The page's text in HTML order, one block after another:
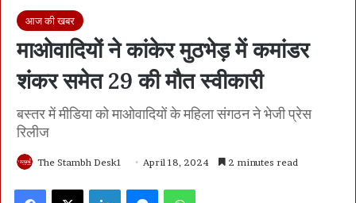
आज की खबर
माओवादियों ने कांकेर मुठभेड़ में कमांडर
शंकर समेत 29 की मौत स्वीकारी
बस्तर में मीडिया को माओवादियों के महिला संगठन ने भेजी प्रेस
रिलीज
The Stambh Desk1 April 18, 2024 2 minutes read
Facebook X LinkedIn